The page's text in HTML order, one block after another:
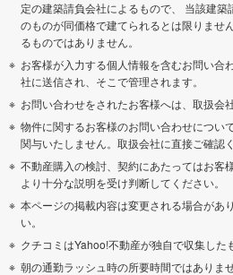
定の建築請負会社によるもので、 当該建
のものが同価格で建てられるとは限りませ
るものではありません。
お客様が入力する個人情報を含むお問い合
社に送信され、そこで管理されます。
お問い合わせをされたお客様へは、取扱会
物件に関するお客様のお問い合わせについ
関与いたしません。取扱会社に直接ご確認く
不動産購入の検討、契約にあたってはお客
より十分な説明を受け判断してください。
本ページの掲載内容は変更される場合があ
い。
クチコミはYahoo!不動産が独自で収集した
朝の通勤ラッシュ時の所要時間ではありま